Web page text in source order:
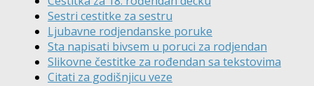
Sestri cestitke za sestru
Ljubavne rodjendanske poruke
Sta napisati bivsem u poruci za rodjendan
Slikovne čestitke za rođendan sa tekstovima
Citati za godišnjicu veze